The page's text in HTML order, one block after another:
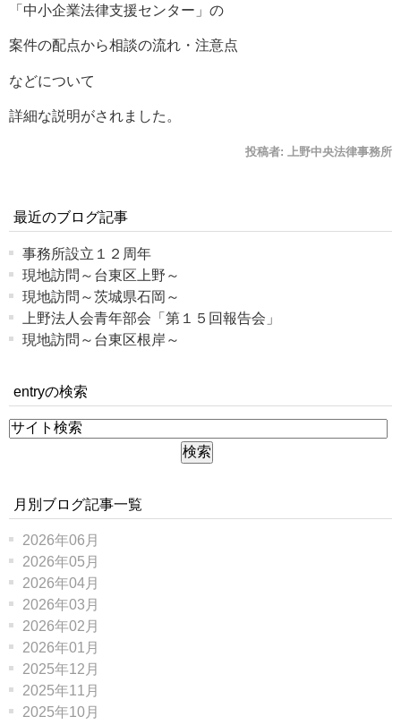
「中小企業法律支援センター」の
案件の配点から相談の流れ・注意点
などについて
詳細な説明がされました。
投稿者: 上野中央法律事務所
最近のブログ記事
事務所設立１２周年
現地訪問～台東区上野～
現地訪問～茨城県石岡～
上野法人会青年部会「第１５回報告会」
現地訪問～台東区根岸～
entryの検索
月別ブログ記事一覧
2026年06月
2026年05月
2026年04月
2026年03月
2026年02月
2026年01月
2025年12月
2025年11月
2025年10月